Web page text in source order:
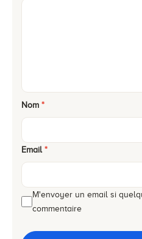
Nom *
Email *
M'envoyer un email si
commentaire